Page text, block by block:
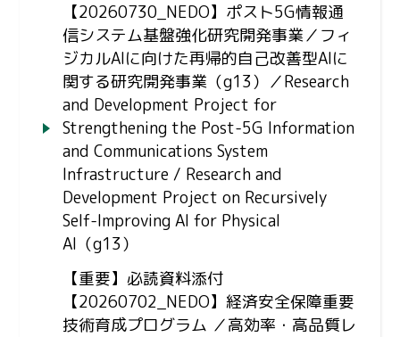
【20260730_NEDO】ポスト5G情報通
信システム基盤強化研究開発事業／フィ
ジカルAIに向けた再帰的自己改善型AIに
関する研究開発事業（g13）／Research
and Development Project for
Strengthening the Post-5G Information
and Communications System
Infrastructure / Research and
Development Project on Recursively
Self-Improving AI for Physical
AI（g13）
【重要】必読資料添付
【20260702_NEDO】経済安全保障重要
技術育成プログラム ／高効率・高品質レ